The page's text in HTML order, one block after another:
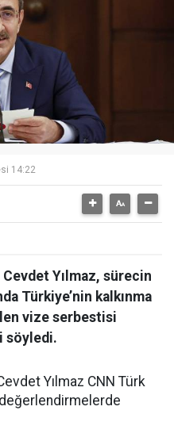
14:22
Cevdet Yılmaz, sürecin
Türkiye’nin kalkınma
vize serbestisi
söyledi.
Yılmaz CNN Türk
değerlendirmelerde